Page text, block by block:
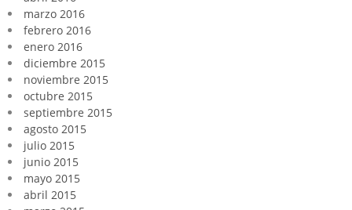
marzo 2016
febrero 2016
enero 2016
diciembre 2015
noviembre 2015
octubre 2015
septiembre 2015
agosto 2015
julio 2015
junio 2015
mayo 2015
abril 2015